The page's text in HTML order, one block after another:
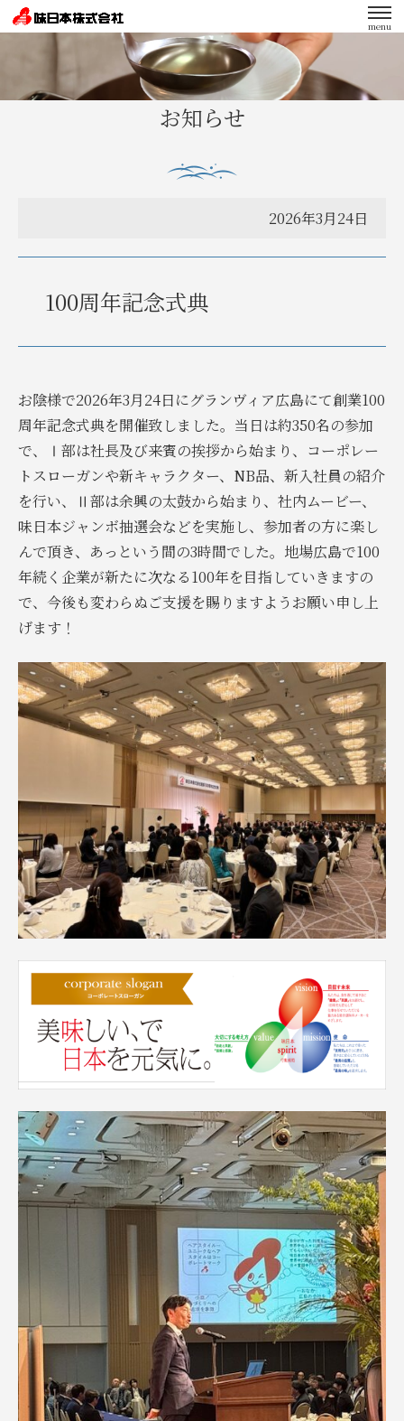
menu
お知らせ
2026年3月24日
100周年記念式典
お陰様で2026年3月24日にグランヴィア広島にて創業100
周年記念式典を開催致しました。当日は約350名の参加
で、Ⅰ部は社長及び来賓の挨拶から始まり、コーポレー
トスローガンや新キャラクター、NB品、新入社員の紹介
を行い、Ⅱ部は余興の太鼓から始まり、社内ムービー、
味日本ジャンボ抽選会などを実施し、参加者の方に楽し
んで頂き、あっという間の3時間でした。地場広島で100
年続く企業が新たに次なる100年を目指していきますの
で、今後も変わらぬご支援を賜りますようお願い申し上
げます！